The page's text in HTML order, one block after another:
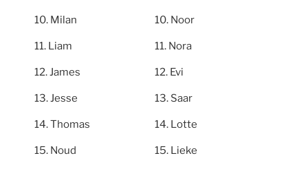
Milan
Liam
James
Jesse
Thomas
Noud
Noor
Nora
Evi
Saar
Lotte
Lieke